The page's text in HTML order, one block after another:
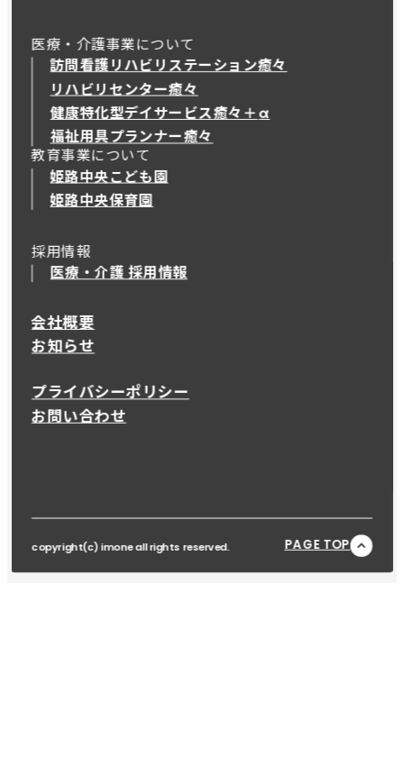
医療・介護事業について
訪問看護リハビリステーション癒々
リハビリセンター癒々
健康特化型デイサービス癒々＋α
健康特化型デイサービス癒々＋
福祉用具プランナー癒々
教育事業について
姫路中央こども園
姫路中央保育園
採用情報
医療・介護 採用情報
会社概要
お知らせ
プライバシーポリシー
お問い合わせ
copyright(c) imone all rights reserved. PAGE TOP